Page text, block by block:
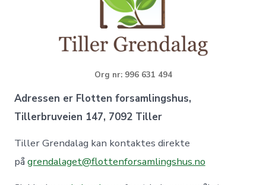
Org nr: 996 631 494
Adressen er Flotten forsamlingshus,
Tillerbruveien 147, 7092 Tiller
Tiller Grendalag kan kontaktes direkte
pågrendalaget@flottenforsamlingshus.no